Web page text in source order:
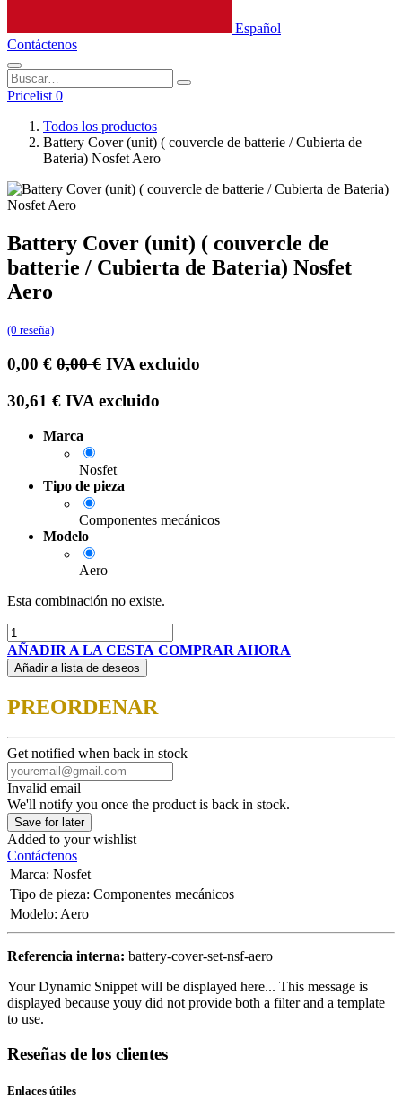
Español
Contáctenos
Pricelist 0
Todos los productos
Battery Cover (unit) ( couvercle de batterie / Cubierta de
Bateria) Nosfet Aero
Battery Cover (unit) ( couvercle de
batterie / Cubierta de Bateria) Nosfet
Aero
(0 reseña)
0,00 € 0,00€ IVA excluido
30,61 € IVA excluido
Marca
Nosfet
Tipo de pieza
Componentes mecánicos
Modelo
Aero
Esta combinación no existe.
AÑADIR A LA CESTA COMPRAR AHORA
Añadir a lista de deseos
PREORDENAR
Get notified when back in stock
Invalid email
We'll notify you once the product is back in stock.
Save for later
Added to your wishlist
Contáctenos
Marca: Nosfet
Tipo de pieza: Componentes mecánicos
Modelo: Aero
Referencia interna: battery-cover-set-nsf-aero
Your Dynamic Snippet will be displayed here... This message is
displayed because youy did not provide both a filter and a template
to use.
Reseñas de los clientes
Enlaces útiles